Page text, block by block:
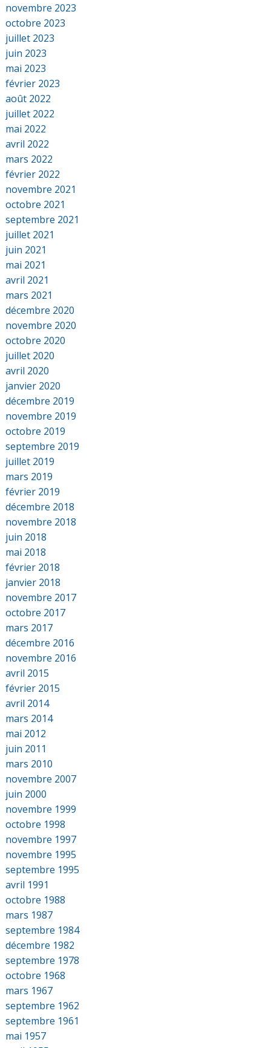
novembre 2023
octobre 2023
juillet 2023
juin 2023
mai 2023
février 2023
août 2022
juillet 2022
mai 2022
avril 2022
mars 2022
février 2022
novembre 2021
octobre 2021
septembre 2021
juillet 2021
juin 2021
mai 2021
avril 2021
mars 2021
décembre 2020
novembre 2020
octobre 2020
juillet 2020
avril 2020
janvier 2020
décembre 2019
novembre 2019
octobre 2019
septembre 2019
juillet 2019
mars 2019
février 2019
décembre 2018
novembre 2018
juin 2018
mai 2018
février 2018
janvier 2018
novembre 2017
octobre 2017
mars 2017
décembre 2016
novembre 2016
avril 2015
février 2015
avril 2014
mars 2014
mai 2012
juin 2011
mars 2010
novembre 2007
juin 2000
novembre 1999
octobre 1998
novembre 1997
novembre 1995
septembre 1995
avril 1991
octobre 1988
mars 1987
septembre 1984
décembre 1982
septembre 1978
octobre 1968
mars 1967
septembre 1962
septembre 1961
mai 1957